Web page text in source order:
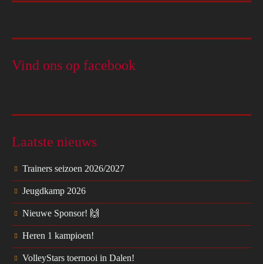
Vind ons op facebook
Laatste nieuws
Trainers seizoen 2026/2027
Jeugdkamp 2026
Nieuwe Sponsor! 🙌
Heren 1 kampioen!
VolleyStars toernooi in Dalen!